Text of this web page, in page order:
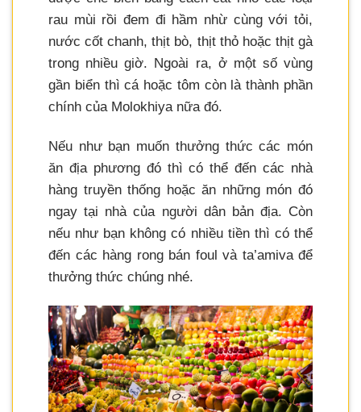
rau mùi rồi đem đi hầm nhừ cùng với tỏi,
nước cốt chanh, thịt bò, thịt thỏ hoặc thịt gà
trong nhiều giờ. Ngoài ra, ở một số vùng
gần biển thì cá hoặc tôm còn là thành phần
chính của Molokhiya nữa đó.
Nếu như bạn muốn thưởng thức các món
ăn địa phương đó thì có thể đến các nhà
hàng truyền thống hoặc ăn những món đó
ngay tại nhà của người dân bản địa. Còn
nếu như bạn không có nhiều tiền thì có thể
đến các hàng rong bán foul và ta’amiva để
thưởng thức chúng nhé.